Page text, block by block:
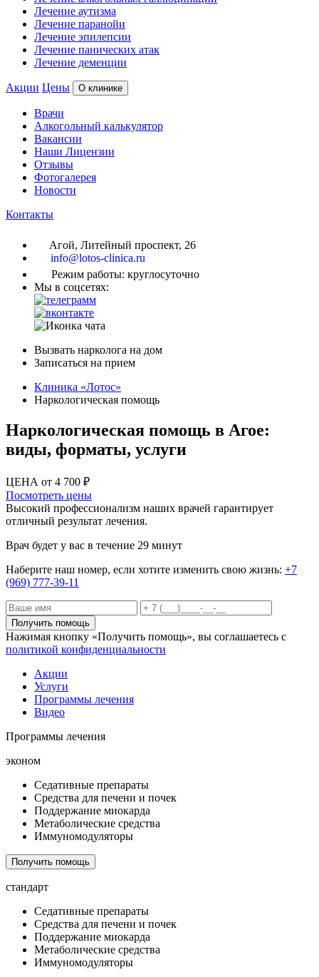
Лечение аутизма
Лечение паранойи
Лечение эпилепсии
Лечение панических атак
Лечение деменции
Акции Цены О клинике
Врачи
Алкогольный калькулятор
Вакансии
Наши Лицензии
Отзывы
Фотогалерея
Новости
Контакты
Агой, Литейный проспект, 26
info@lotos-clinica.ru
Режим работы: круглосуточно
Мы в соцсетях:
Вызвать нарколога на дом
Записаться на прием
Клиника «Лотос»
Наркологическая помощь
Наркологическая помощь в Агое:
виды, форматы, услуги
ЦЕНА от 4 700 ₽
Посмотреть цены
Высокий профессионализм наших врачей гарантирует
отличный результат лечения.
Врач будет у вас в течение 29 минут
Наберите наш номер, если хотите изменить свою жизнь: +7
(969) 777-39-11
Получить помощь
Нажимая кнопку «Получить помощь», вы соглашаетесь с
политикой конфиденциальности
Акции
Услуги
Программы лечения
Видео
Программы лечения
эконом
Седативные препараты
Средства для печени и почек
Поддержание миокарда
Метаболические средства
Иммуномодуляторы
Получить помощь
стандарт
Седативные препараты
Средства для печени и почек
Поддержание миокарда
Метаболические средства
Иммуномодуляторы